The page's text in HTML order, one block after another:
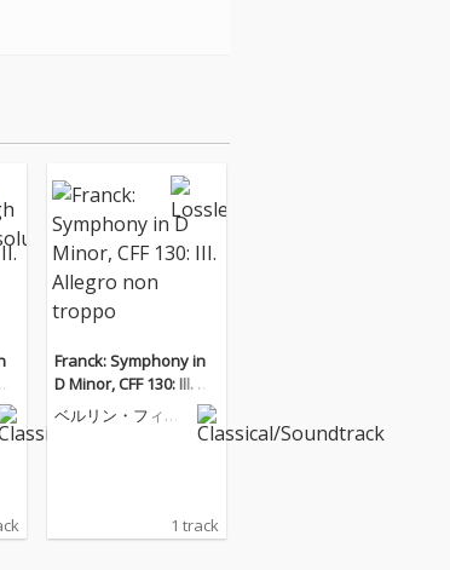
Franck: Symphony in
D Minor, CFF 130: III. All
egro non troppo
ベルリン・フィル
1 track